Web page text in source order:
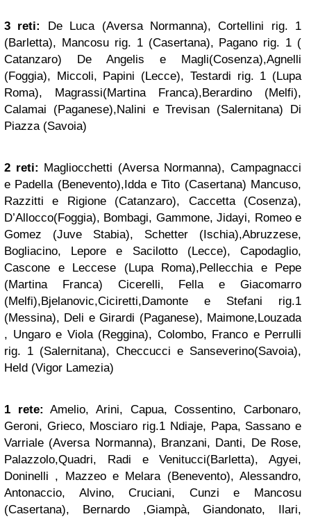
3 reti:
De Luca (Aversa Normanna), Cortellini rig. 1
(Barletta), Mancosu rig. 1 (Casertana), Pagano rig. 1 (
Catanzaro) De Angelis e Magli(Cosenza),Agnelli
(Foggia), Miccoli, Papini (Lecce), Testardi rig. 1 (Lupa
Roma), Magrassi(Martina Franca),Berardino (Melfi),
Calamai (Paganese),Nalini e Trevisan (Salernitana) Di
Piazza (Savoia)
2 reti: Magliocchetti (Aversa Normanna), Campagnacci
e Padella (Benevento),Idda e Tito (Casertana) Mancuso,
Razzitti e Rigione (Catanzaro), Caccetta (Cosenza),
D’Allocco(Foggia), Bombagi, Gammone, Jidayi, Romeo e
Gomez (Juve Stabia), Schetter (Ischia),Abruzzese,
Bogliacino, Lepore e Sacilotto (Lecce), Capodaglio,
Cascone e Leccese (Lupa Roma),Pellecchia e Pepe
(Martina Franca) Cicerelli, Fella e Giacomarro
(Melfi),Bjelanovic,Ciciretti,Damonte e Stefani rig.1
(Messina), Deli e Girardi (Paganese), Maimone,Louzada
, Ungaro e Viola (Reggina), Colombo, Franco e Perrulli
rig. 1 (Salernitana), Checcucci e Sanseverino(Savoia),
Held (Vigor Lamezia)
1 rete: Amelio, Arini, Capua, Cossentino, Carbonaro,
Geroni, Grieco, Mosciaro rig.1 Ndiaje, Papa, Sassano e
Varriale (Aversa Normanna), Branzani, Danti, De Rose,
Palazzolo,Quadri, Radi e Venitucci(Barletta), Agyei,
Doninelli , Mazzeo e Melara (Benevento), Alessandro,
Antonaccio, Alvino, Cruciani, Cunzi e Mancosu
(Casertana), Bernardo ,Giampà, Giandonato, Ilari,